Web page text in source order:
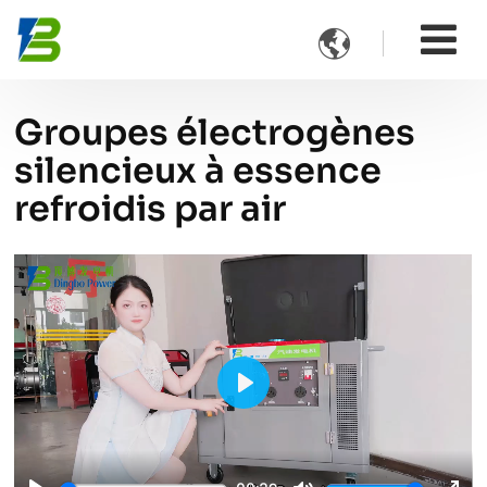

Groupes électrogènes
silencieux à essence
refroidis par air
Play